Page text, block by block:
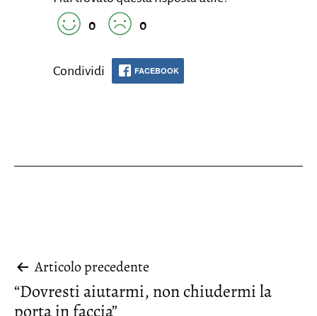
0
0
Condividi FACEBOOK
Navigazione
articoli
Articolo precedente
“Dovresti aiutarmi, non chiudermi la
porta in faccia”